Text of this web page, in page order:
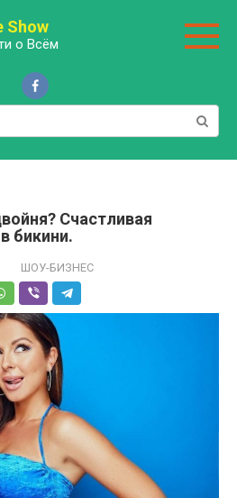
Show
о Всём
Счастливая
бикини.
ШОУ-БИЗНЕС